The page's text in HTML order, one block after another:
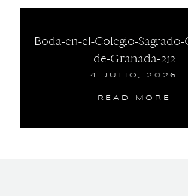
Boda-en-el-Colegio-
de-Granada-212
4 JULIO, 2026
READ MORE